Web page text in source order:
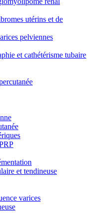
utérins et de
pelviennes
et cathétérisme tubaire
et tendineuse
varices